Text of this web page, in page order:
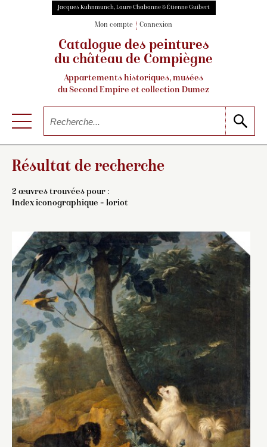
Jacques Kuhnmunch, Laure Chabanne & Étienne Guibert
Mon compte Connexion
Catalogue des peintures
du château de Compiègne
Appartements historiques, musées
du Second Empire et collection Dumez
Résultat de recherche
2 œuvres trouvées pour :
Index iconographique = loriot